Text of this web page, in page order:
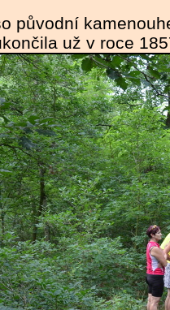
původní
už v roce